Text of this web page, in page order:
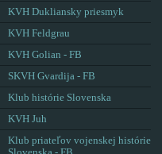
KVH Dukliansky priesmyk
KVH Feldgrau
KVH Golian - FB
SKVH Gvardija - FB
Klub histórie Slovenska
KVH Juh
Klub priateľov vojenskej histórie